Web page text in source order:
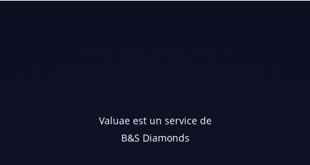
Valuae est un service de
B&S Diamonds